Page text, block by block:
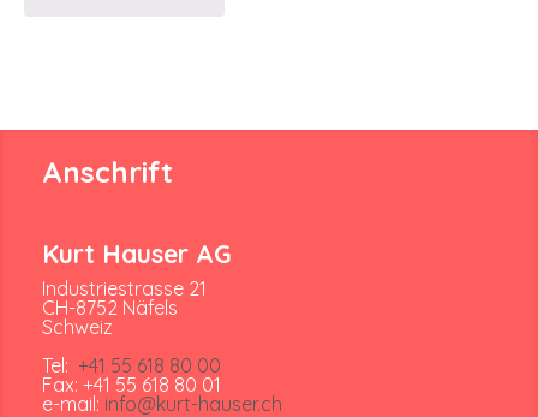
Anschrift
Kurt Hauser AG
Industriestrasse 21
CH-8752 Näfels
Schweiz
Tel: +41 55 618 80 00
Fax: +41 55 618 80 01
e-mail: info@kurt-hauser.ch